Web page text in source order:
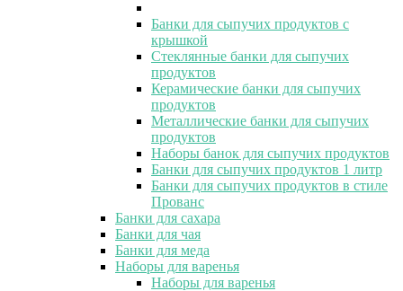
Банки для сыпучих продуктов с
крышкой
Стеклянные банки для сыпучих
продуктов
Керамические банки для сыпучих
продуктов
Металлические банки для сыпучих
продуктов
Наборы банок для сыпучих продуктов
Банки для сыпучих продуктов 1 литр
Банки для сыпучих продуктов в стиле
Прованс
Банки для сахара
Банки для чая
Банки для меда
Наборы для варенья
Наборы для варенья